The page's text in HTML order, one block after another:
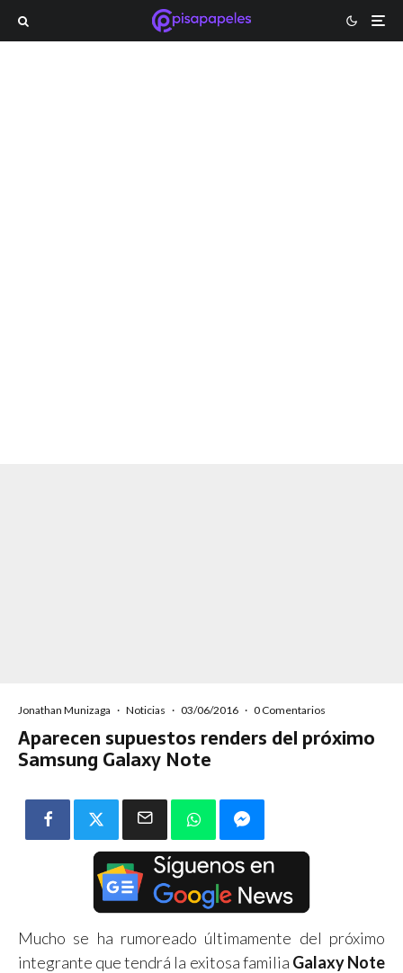
Jonathan Munizaga · Noticias · 03/06/2016 · 0 Comentarios
Aparecen supuestos renders del próximo
Samsung Galaxy Note
Mucho se ha rumoreado últimamente del próximo
integrante que tendrá la exitosa familia Galaxy Note